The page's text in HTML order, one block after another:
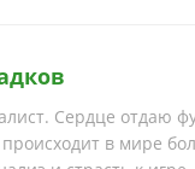
Сердце отдаю
происходит в мире